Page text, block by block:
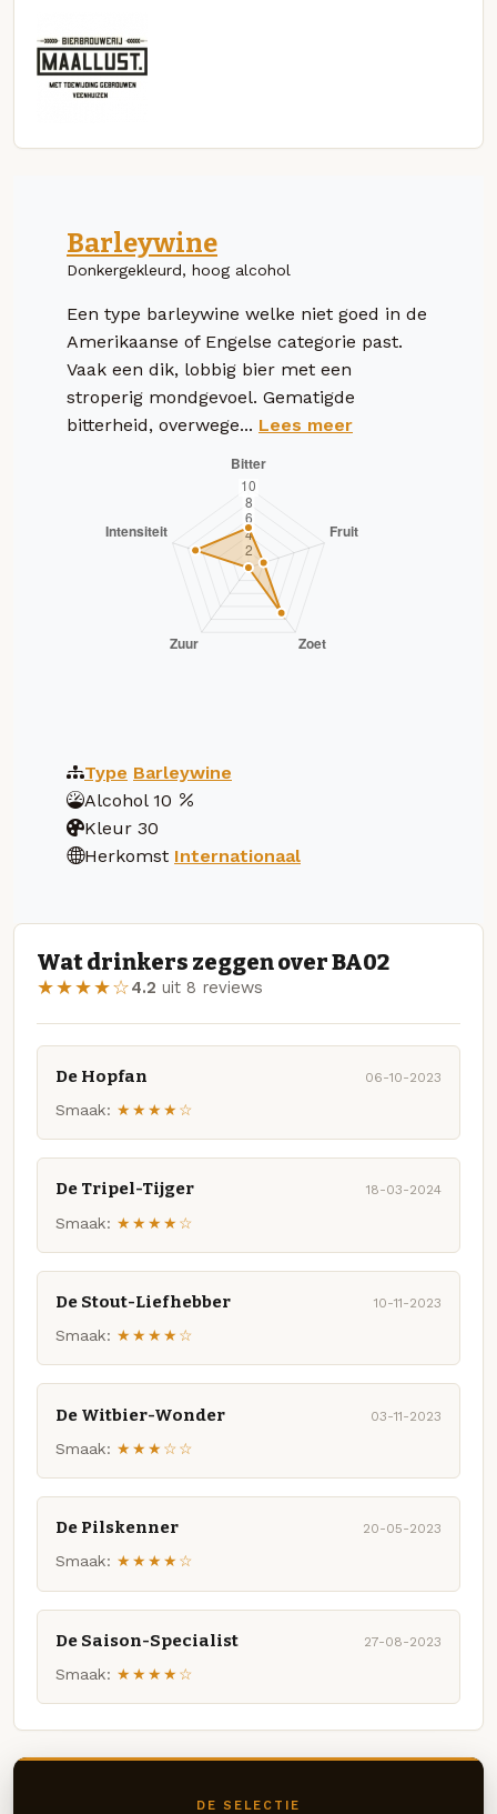
Barleywine
Donkergekleurd, hoog alcohol
Een type barleywine welke niet goed in de
Amerikaanse of Engelse categorie past.
Vaak een dik, lobbig bier met een
stroperig mondgevoel. Gematigde
bitterheid, overwege... Lees meer
Type Barleywine
Alcohol 10
Kleur 30
Herkomst Internationaal
Wat drinkers zeggen over BA02
★★★★☆4.2 uit 8 reviews
De Hopfan 06-10-2023
Smaak: ★★★★☆
De Tripel-Tijger 18-03-2024
Smaak: ★★★★☆
De Stout-Liefhebber 10-11-2023
Smaak: ★★★★☆
De Witbier-Wonder 03-11-2023
Smaak: ★★★☆☆
De Pilskenner 20-05-2023
Smaak: ★★★★☆
De Saison-Specialist 27-08-2023
Smaak: ★★★★☆
DE SELECTIE